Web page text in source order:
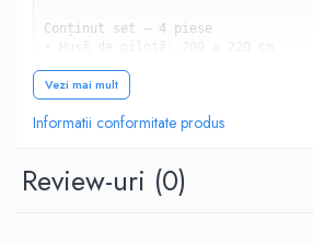
Conținut set — 4 piese
• Husă de pilotă: 200 x 220 cm
• 2 fețe de pernă: 50 x 70 cm
Specificații tehnice
• Greutate totală: 2 kg
• Brand: Cotton Box — Colecția Plaid
Vezi mai mult
Informatii conformitate produs
Review-uri (0)